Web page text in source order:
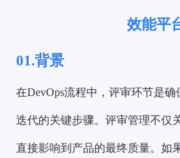
效能平
01.背景
在DevOps流程中，评审环节是
迭代的关键步骤。评审管理不仅
直接影响到产品的最终质量。如